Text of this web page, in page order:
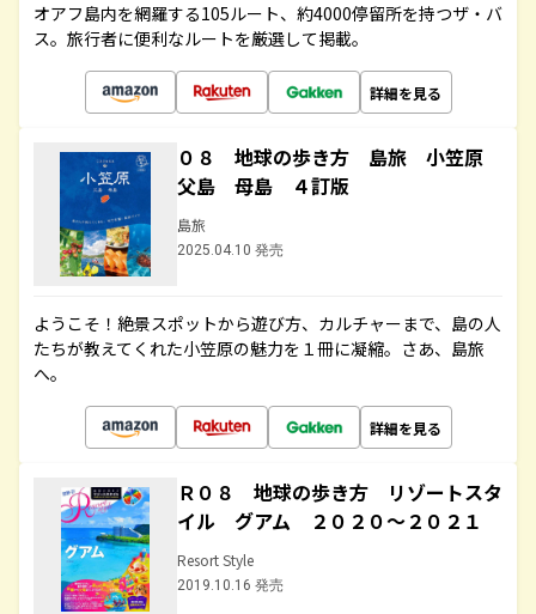
オアフ島内を網羅する105ルート、約4000停留所を持つザ・バ
ス。旅行者に便利なルートを厳選して掲載。
詳細を見る
０８ 地球の歩き方 島旅 小笠原
父島 母島 ４訂版
島旅
2025.04.10 発売
ようこそ！絶景スポットから遊び方、カルチャーまで、島の人
たちが教えてくれた小笠原の魅力を１冊に凝縮。さあ、島旅
へ。
詳細を見る
Ｒ０８ 地球の歩き方 リゾートスタ
イル グアム ２０２０～２０２１
Resort Style
2019.10.16 発売